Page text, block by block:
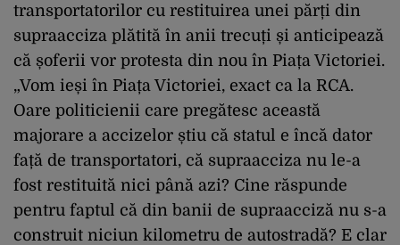
transportatorilor cu restituirea unei părți din
supraacciza plătită în anii trecuți și anticipează
că șoferii vor protesta din nou în Piața Victoriei.
„Vom ieși în Piața Victoriei, exact ca la RCA.
Oare politicienii care pregătesc această
majorare a accizelor știu că statul e încă dator
față de transportatori, că supraacciza nu le-a
fost restituită nici până azi? Cine răspunde
pentru faptul că din banii de supraacciză nu s-a
construit niciun kilometru de autostradă? E clar